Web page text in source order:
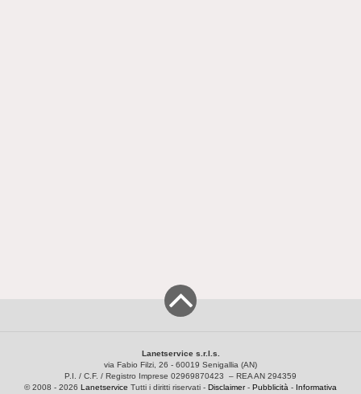
Lanetservice s.r.l.s.
via Fabio Filzi, 26 - 60019 Senigallia (AN)
P.I. / C.F. / Registro Imprese 02969870423 – REA AN 294359
© 2008 - 2026 Lanetservice Tutti i diritti riservati - Disclaimer- Pubblicità - Informativa